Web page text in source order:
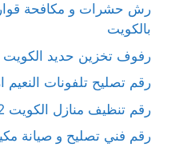
رش حشرات و مكافحة
بالكويت
رفوف تخزين حديد الكويت
رقم تصليح تلفونات
رقم تنظيف منازل الكويت 55549242
رقم فني تصليح و صيانة